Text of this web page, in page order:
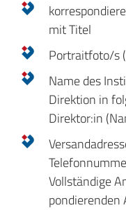
mit Titel
Portraitfoto/s
Name des
Direktion in
Direktor:in
Vollständige
pondierenden